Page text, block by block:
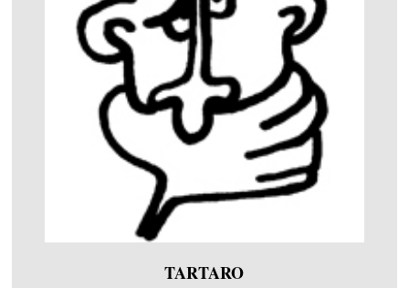
TARTARO